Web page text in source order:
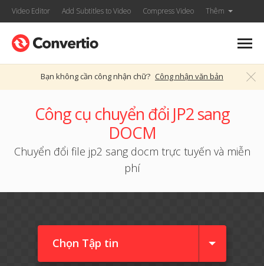
Video Editor Add Subtitles to Video Compress Video Thêm
Bạn không cần công nhận chữ? Công nhận văn bản
Công cụ chuyển đổi JP2 sang
DOCM
Chuyển đổi file jp2 sang docm trực tuyến và miễn
phí
Chọn Tập tin